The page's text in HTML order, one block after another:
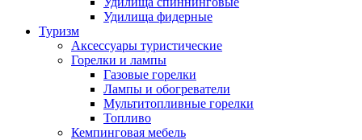
Удилища фидерные
Туризм
Аксессуары туристические
Горелки и лампы
Газовые горелки
Лампы и обогреватели
Мультитопливные горелки
Топливо
Кемпинговая мебель